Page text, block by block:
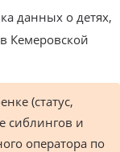
данных о детях,
Кемеровской
(статус,
сиблингов и
оператора по